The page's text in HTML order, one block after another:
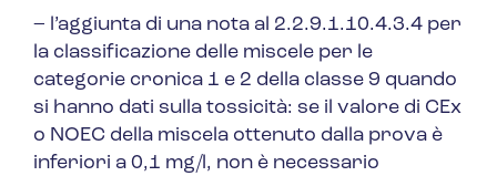
– l’aggiunta di una nota al 2.2.9.1.10.4.3.4 per
la classificazione delle miscele per le
categorie cronica 1 e 2 della classe 9 quando
si hanno dati sulla tossicità: se il valore di CEx
o NOEC della miscela ottenuto dalla prova è
inferiori a 0,1 mg/l, non è necessario